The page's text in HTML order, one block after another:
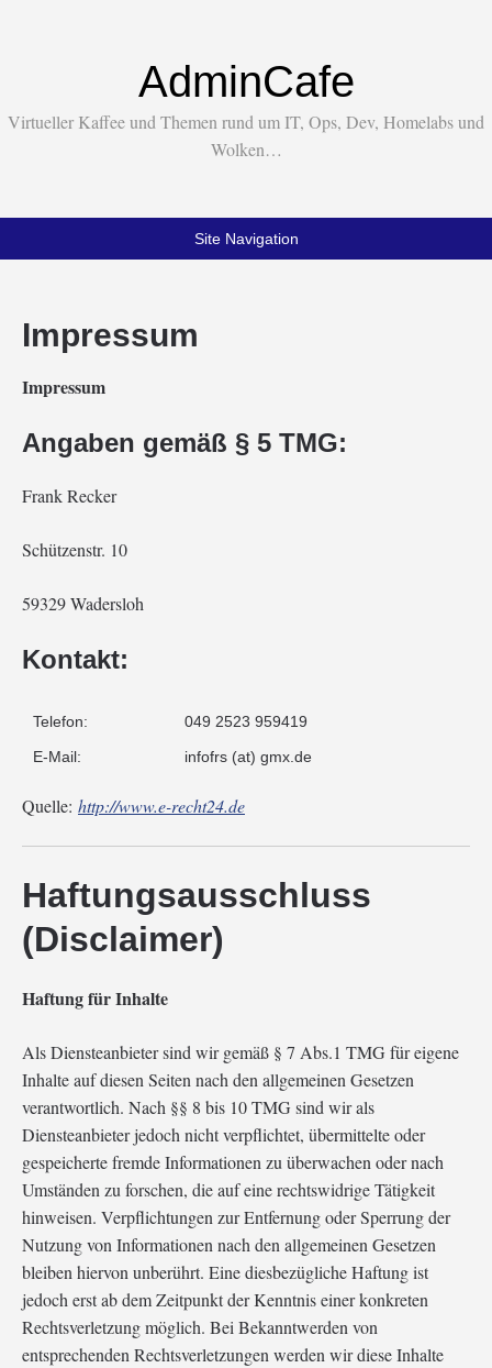
AdminCafe
Virtueller Kaffee und Themen rund um IT, Ops, Dev, Homelabs und
Wolken…
Site Navigation
Impressum
Impressum
Angaben gemäß § 5 TMG:
Frank Recker
Schützenstr. 10
59329 Wadersloh
Kontakt:
Telefon:
049 2523 959419
E-Mail:
infofrs (at) gmx.de
Quelle: http://www.e-recht24.de
Haftungsausschluss
(Disclaimer)
Haftung für Inhalte
Als Diensteanbieter sind wir gemäß § 7 Abs.1 TMG für eigene
Inhalte auf diesen Seiten nach den allgemeinen Gesetzen
verantwortlich. Nach §§ 8 bis 10 TMG sind wir als
Diensteanbieter jedoch nicht verpflichtet, übermittelte oder
gespeicherte fremde Informationen zu überwachen oder nach
Umständen zu forschen, die auf eine rechtswidrige Tätigkeit
hinweisen. Verpflichtungen zur Entfernung oder Sperrung der
Nutzung von Informationen nach den allgemeinen Gesetzen
bleiben hiervon unberührt. Eine diesbezügliche Haftung ist
jedoch erst ab dem Zeitpunkt der Kenntnis einer konkreten
Rechtsverletzung möglich. Bei Bekanntwerden von
entsprechenden Rechtsverletzungen werden wir diese Inhalte